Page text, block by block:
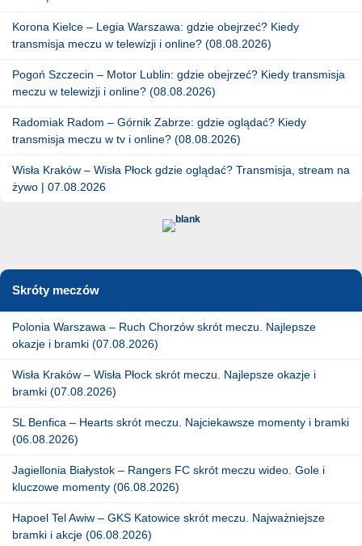
Korona Kielce – Legia Warszawa: gdzie obejrzeć? Kiedy
transmisja meczu w telewizji i online? (08.08.2026)
Pogoń Szczecin – Motor Lublin: gdzie obejrzeć? Kiedy transmisja
meczu w telewizji i online? (08.08.2026)
Radomiak Radom – Górnik Zabrze: gdzie oglądać? Kiedy
transmisja meczu w tv i online? (08.08.2026)
Wisła Kraków – Wisła Płock gdzie oglądać? Transmisja, stream na
żywo | 07.08.2026
Skróty meczów
Polonia Warszawa – Ruch Chorzów skrót meczu. Najlepsze
okazje i bramki (07.08.2026)
Wisła Kraków – Wisła Płock skrót meczu. Najlepsze okazje i
bramki (07.08.2026)
SL Benfica – Hearts skrót meczu. Najciekawsze momenty i bramki
(06.08.2026)
Jagiellonia Białystok – Rangers FC skrót meczu wideo. Gole i
kluczowe momenty (06.08.2026)
Hapoel Tel Awiw – GKS Katowice skrót meczu. Najważniejsze
bramki i akcje (06.08.2026)